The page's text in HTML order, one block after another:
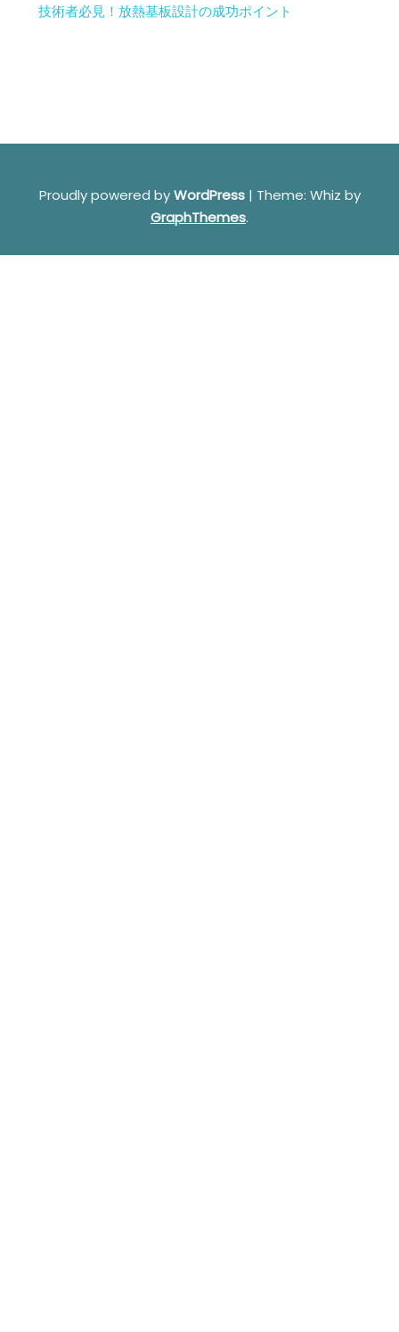
技術者必見！放熱基板設計の成功ポイント
Proudly powered byWordPress | Theme: Whiz by
GraphThemes.